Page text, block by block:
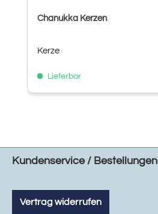
Chanukka Kerzen
Kerze
Lieferbar
Kundenservice / Bestellungen
Vertrag widerrufen